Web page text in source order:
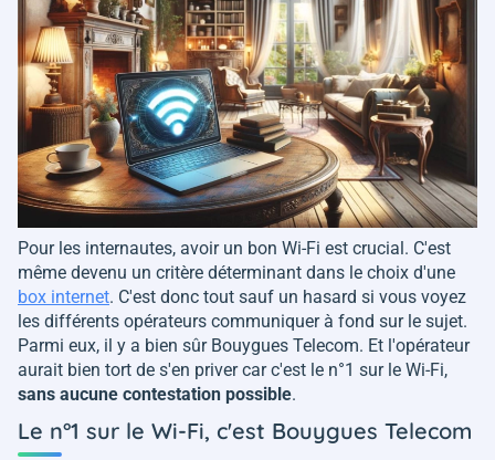
Pour les internautes, avoir un bon Wi-Fi est crucial. C'est
même devenu un critère déterminant dans le choix d'une
box internet. C'est donc tout sauf un hasard si vous voyez
les différents opérateurs communiquer à fond sur le sujet.
Parmi eux, il y a bien sûr Bouygues Telecom. Et l'opérateur
aurait bien tort de s'en priver car c'est le n°1 sur le Wi-Fi,
sans aucune contestation possible.
Le n°1 sur le Wi-Fi, c'est Bouygues Telecom